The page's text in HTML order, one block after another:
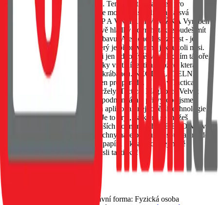
odolnost proti nárazům a pádům. Tento kryt je navržen pro
maximální ochranu tak, abyste se mohli soustředit jen na svá
každodenní dobrodružství. GRIP A VNITŘNÍ VLOŽKA Vyroben s
pečlivostí, tento kryt má sametově hladký povrch, takže budeš mít
pocit, jako bys držel měkkou výbavu. Ale nenech se zmást - je
vyrobený z tvrdého silikonu, který je připraven na jakoukoli misi.
Ať už jsi uprostřed akce, nebo si jen odpočíváš v základním táboře,
tento kryt ochrání tvůj telefon díky vnitřní textilní vložce, která
udržuje zadní část zařízení bez škrábanců. NEODOLATELNĚ
ODOLNÝ Tento kousek není jen pro parádu. U nás v Tactical
dbáme na to, aby věci něco vydržely. Tactical MagForce Velvet
Smoothie byl podroben tvrdým podmínkám a při výrobě jsme
použili velice odolné materiály a aplikovali nejnovější technologie
pro co nejlepší výstup ochrany. Je to kryt, na který se můžeš
spolehnout i v těch nejextrémnějších podmínkách. BE ECO My v
Tactical máme rádi přírodu. Všechny naše produkty jsou balené do
ECO krabiček z recyklovaného papíru tak, aby co nejméně
zatěžovaly životní prostředí. Mysli takticky!
Petr Matyáš, IČ: 00705331, Právní forma: Fyzická osoba